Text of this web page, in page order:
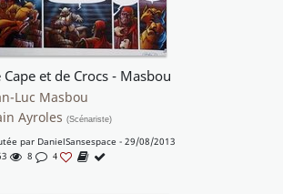
Cape et de Crocs - Masbou
Luc Masbou
Ayroles (Scénariste)
par DanielSansespace - 29/08/2013
8 4